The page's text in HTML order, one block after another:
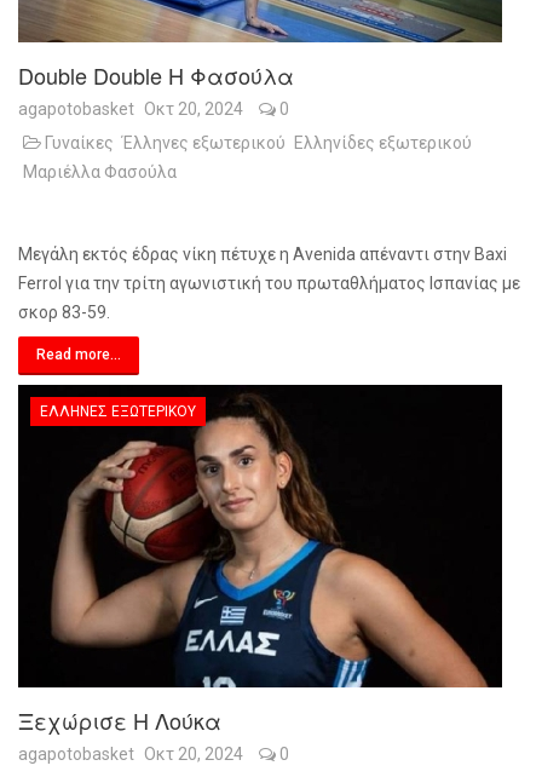
Double Double Η Φασούλα
agapotobasket Οκτ 20, 2024
0
Γυναίκες Έλληνες εξωτερικού
Ελληνίδες εξωτερικού
Μαριέλλα Φασούλα
Μεγάλη εκτός έδρας νίκη πέτυχε η Avenida απέναντι στην Baxi
Ferrol για την τρίτη αγωνιστική του πρωταθλήματος Ισπανίας με
σκορ 83-59.
Read more...
ΈΛΛΗΝΕΣ ΕΞΩΤΕΡΙΚΟΎ
Ξεχώρισε Η Λούκα
agapotobasket Οκτ 20, 2024
0